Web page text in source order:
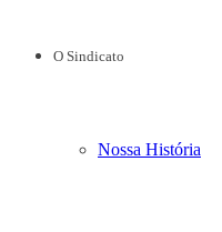
O Sindicato
Nossa História